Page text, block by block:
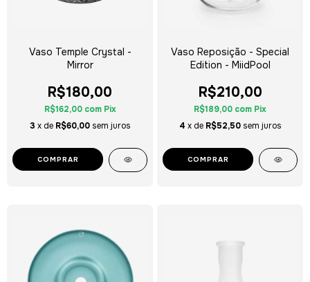
Vaso Temple Crystal -
Mirror
R$180,00
R$162,00 com Pix
3 x de R$60,00 sem juros
Vaso Reposição - Special
Edition - MiidPool
R$210,00
R$189,00 com Pix
4 x de R$52,50 sem juros